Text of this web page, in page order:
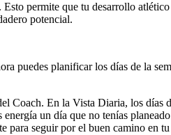
permite que tu desarrollo
potencial.
puedes planificar los días de la
Coach. En la Vista Diaria, los
un día que no tenías
para seguir por el buen camino en